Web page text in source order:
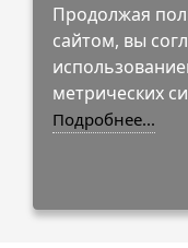
© 2009-2026
Продолжая
сайтом, вы
метрических
Подробнее...